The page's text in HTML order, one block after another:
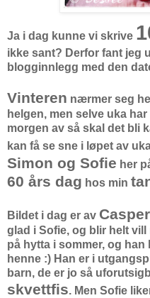
Ja i dag kunne vi skrive
ikke sant? Derfor fant jeg
blogginnlegg med den
Vinteren nærmer seg
helgen, men selve uka
morgen av så skal det bli
kan få se sne i løpet av
Simon og Sofie her
60 års dag hos min
Bildet i dag er av
glad i Sofie, og blir helt
på hytta i sommer, og
henne :) Han er i
barn, de er jo så
skvettfis. Men Sofie